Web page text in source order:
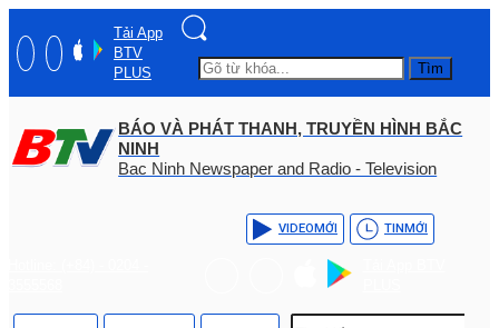
Tải App
BTV
PLUS
Tìm
BÁO VÀ PHÁT THANH, TRUYỀN HÌNH BẮC
NINH
Bac Ninh Newspaper and Radio - Television
VIDEOMỚI TINMỚI